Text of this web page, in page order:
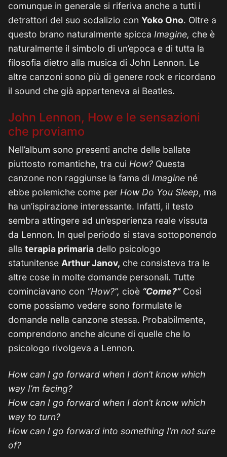
comunque in generale si riferiva anche a tutti i
detrattori del suo sodalizio con Yoko Ono. Oltre a
questo brano naturalmente spicca Imagine, che è
naturalmente il simbolo di un’epoca e di tutta la
filosofia dietro alla musica di John Lennon. Le
altre canzoni sono più di genere rock e ricordano
il sound che già apparteneva ai Beatles.
John Lennon, How e le sensazioni
che proviamo
Nell’album sono presenti anche delle ballate
piuttosto romantiche, tra cui How? Questa
canzone non raggiunse la fama di Imagine né
ebbe polemiche come per How Do You Sleep, ma
ha un’ispirazione interessante. Infatti, il testo
sembra attingere ad un’esperienza reale vissuta
da Lennon. In quel periodo si stava sottoponendo
alla terapia primaria dello psicologo
statunitense Arthur Janov, che consisteva tra le
altre cose in molte domande personali. Tutte
cominciavano con “How?”, cioè “Come?”Così
come possiamo vedere sono formulate le
domande nella canzone stessa. Probabilmente,
comprendono anche alcune di quelle che lo
psicologo rivolgeva a Lennon.
How can I go forward when I don’t know which
way I’m facing?
How can I go forward when I don’t know which
way to turn?
How can I go forward into something I’m not sure
of?